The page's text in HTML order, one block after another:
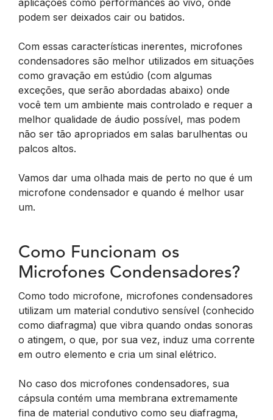
aplicações como performances ao vivo, onde
podem ser deixados cair ou batidos.
Com essas características inerentes, microfones
condensadores são melhor utilizados em situações
como gravação em estúdio (com algumas
exceções, que serão abordadas abaixo) onde
você tem um ambiente mais controlado e requer a
melhor qualidade de áudio possível, mas podem
não ser tão apropriados em salas barulhentas ou
palcos altos.
Vamos dar uma olhada mais de perto no que é um
microfone condensador e quando é melhor usar
um.
Como Funcionam os
Microfones Condensadores?
Como todo microfone, microfones condensadores
utilizam um material condutivo sensível (conhecido
como diafragma) que vibra quando ondas sonoras
o atingem, o que, por sua vez, induz uma corrente
em outro elemento e cria um sinal elétrico.
No caso dos microfones condensadores, sua
cápsula contém uma membrana extremamente
fina de material condutivo como seu diafragma,